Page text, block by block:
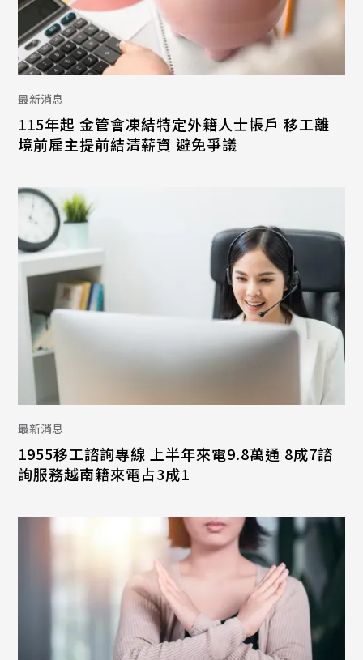
最新消息
115年起 金管會凍結特定外籍人士帳戶 移工離
境前雇主提前結清薪資 避免爭議
最新消息
1955移工諮詢專線 上半年來電9.8萬通 8成7諮
詢服務越南籍來電占3成1